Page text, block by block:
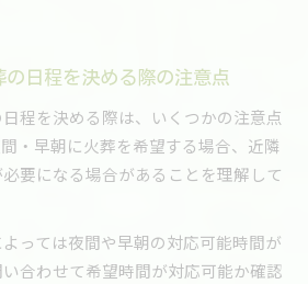
日程を決める際の注意点
程を決める際は、いくつかの注意点
・早朝に火葬を希望する場合、近隣
要になる場合があることを理解して
っては夜間や早朝の対応可能時間が
合わせて希望時間が対応可能か確認